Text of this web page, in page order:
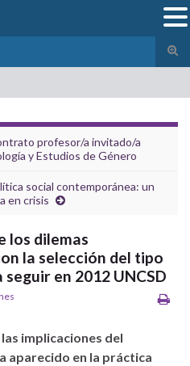
el
profesor/a invitado/a
y Estudios de Género
social contemporánea: un
en crisis
los dilemas
la selección del tipo
en 2012 UNCSD
implicaciones del
aparecido en la práctica